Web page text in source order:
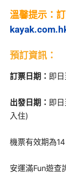
溫馨提示：
預訂資訊：
訂票日期： 即
出發日期： 即
入住)
機票有效期為14
安運滿Fun遊